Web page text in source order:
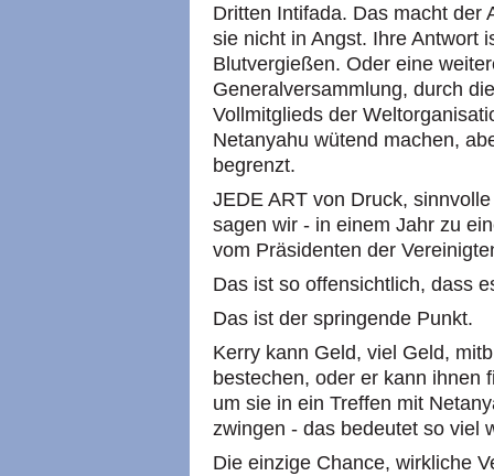
Dritten Intifada. Das macht der
sie nicht in Angst. Ihre Antwort
Blutvergießen. Oder eine
Generalversammlung, durch
Vollmitglieds der
Netanyahu wütend machen,
begrenzt.
JEDE ART von Druck,
sagen wir - in einem Jahr zu
vom Präsidenten der
Das ist so offensichtlich, dass
Das ist der springende Punkt.
Kerry kann Geld, viel Geld,
bestechen, oder er kann ihnen
um sie in ein Treffen mit
zwingen - das bedeutet so viel
Die einzige Chance, wirkliche